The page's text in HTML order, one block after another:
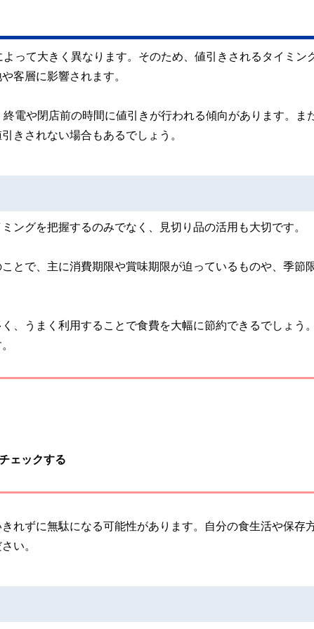
って大きく異なります。そのため、値引きされるタイミン
客層に影響されます。
電や閉店前の時間に値引きが行われる傾向があります。ま
きされない場合もあるでしょう。
ングを把握するのみでなく、見切り品の活用も大切です。
とで、主に消費期限や賞味期限が迫っているものや、季節
、うまく利用することで食費を大幅に節約できるでしょう
ェックする
れずに無駄になる可能性があります。自分の食生活や保存
い。